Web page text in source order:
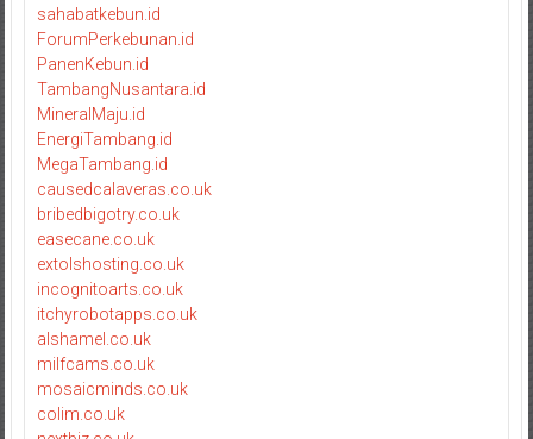
sahabatkebun.id
ForumPerkebunan.id
PanenKebun.id
TambangNusantara.id
MineralMaju.id
EnergiTambang.id
MegaTambang.id
causedcalaveras.co.uk
bribedbigotry.co.uk
easecane.co.uk
extolshosting.co.uk
incognitoarts.co.uk
itchyrobotapps.co.uk
alshamel.co.uk
milfcams.co.uk
mosaicminds.co.uk
colim.co.uk